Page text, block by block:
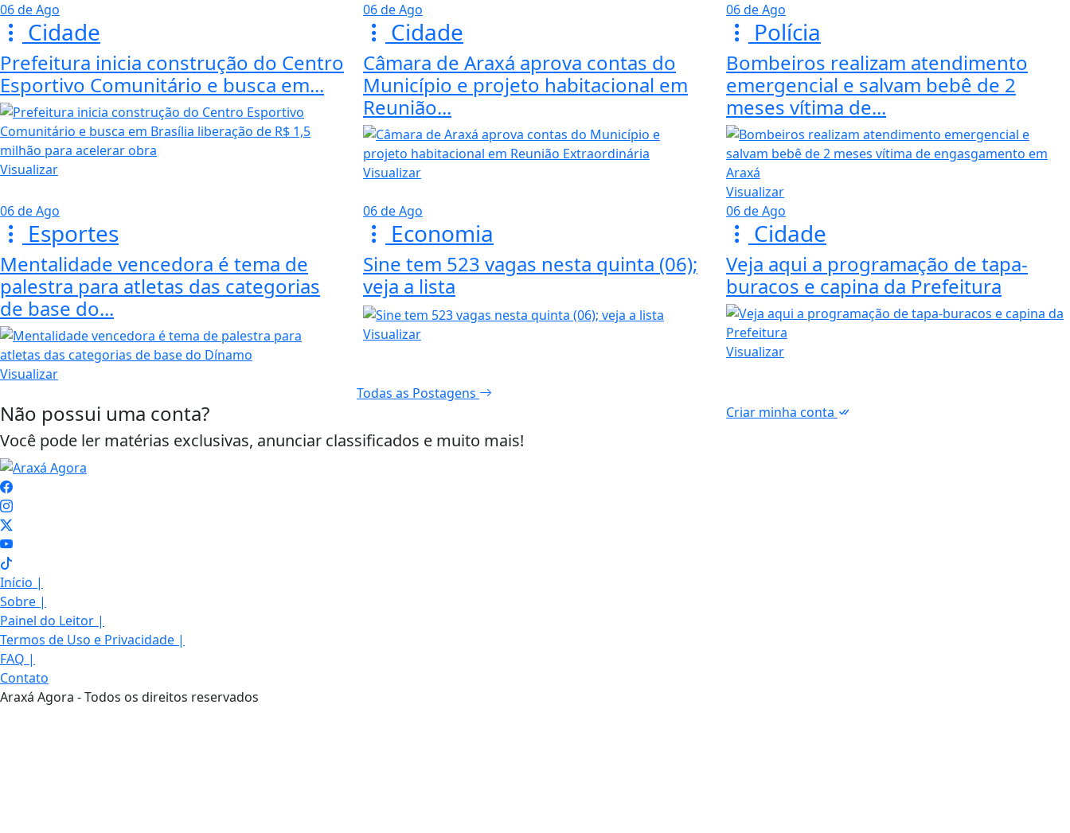
06 de Ago
Cidade
Prefeitura inicia construção do Centro
Esportivo Comunitário e busca em...
Visualizar
06 de Ago
Cidade
Câmara de Araxá aprova contas do
Município e projeto habitacional em
Reunião...
Visualizar
06 de Ago
Polícia
Bombeiros realizam atendimento
emergencial e salvam bebê de 2
meses vítima de...
Visualizar
06 de Ago
Esportes
Mentalidade vencedora é tema de
palestra para atletas das categorias
de base do...
Visualizar
06 de Ago
Economia
Sine tem 523 vagas nesta quinta (06);
veja a lista
Visualizar
06 de Ago
Cidade
Veja aqui a programação de tapa-
buracos e capina da Prefeitura
Visualizar
Todas as Postagens
Não possui uma conta?
Você pode ler matérias exclusivas, anunciar classificados e muito mais!
Criar minha conta
Início |
Sobre |
Painel do Leitor |
Termos de Uso e Privacidade |
FAQ |
Contato
Araxá Agora - Todos os direitos reservados